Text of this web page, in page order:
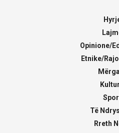
Opinione/
Etnike/
Të
Rreth